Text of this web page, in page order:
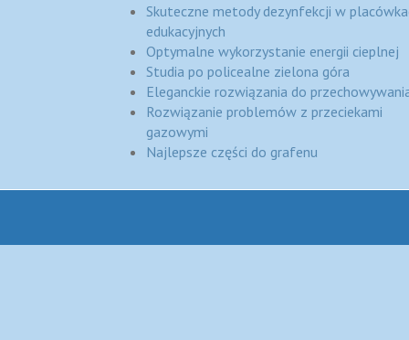
Skuteczne metody dezynfekcji w
edukacyjnych
Optymalne wykorzystanie energii cieplnej
Studia po policealne zielona góra
Eleganckie rozwiązania do
Rozwiązanie problemów z przeciekami
gazowymi
Najlepsze części do grafenu